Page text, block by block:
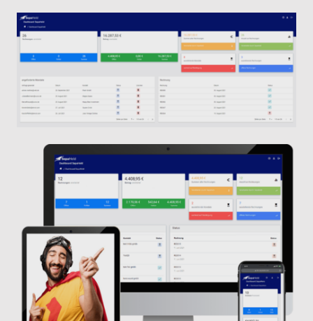
Biete deinen Kunden Lastschrifteinzüge als
Bezahloption an. Mit der Integration von GoCardless
durch SepaHeld kannst Du deinen Kunden SEPA-
Lastschrift als Zahlungsoption anbieten.
Wurde die erste Rechnung erstellt, fordert SepaHeld
Lastschrift-Mandat an, sofern noch keines existiert.
Sobald dieses digital erstellt wurde, werden alle
Rechnungen eingezogen.
SepaHeld erstellt nach Einzug der ersten Rechnung
über SepaHeld automatisiert ein Transferkonto zu
GoCardless für dich, damit du immer den Überblick
behältst. Wechsele hierfür in Lexware Office in